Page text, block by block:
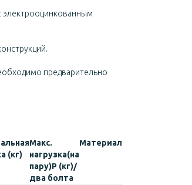
электрооцинкованным
предварительно
(кг)
Макс.
нагрузка(на
пару)Р (кг)/
два болта
Материал